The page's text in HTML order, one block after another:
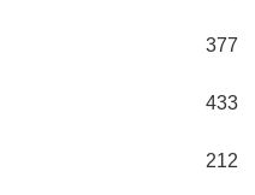
377
433
212